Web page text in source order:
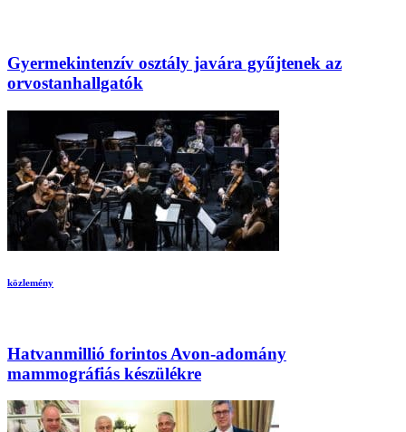
Gyermekintenzív osztály javára gyűjtenek az
orvostanhallgatók
közlemény
Hatvanmillió forintos Avon-adomány
mammográfiás készülékre